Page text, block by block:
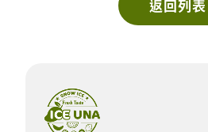
返回列表